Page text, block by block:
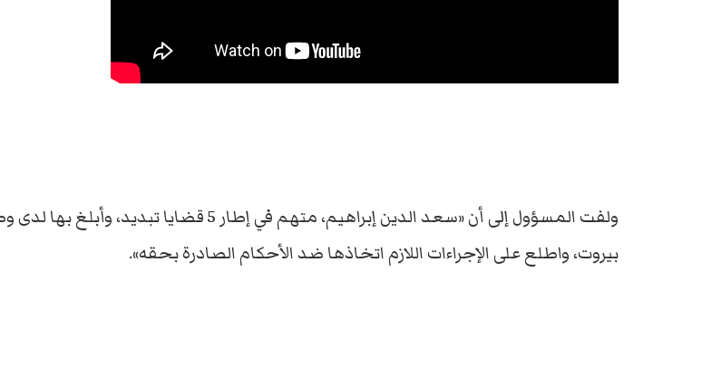
ولفت المسؤول إلى أن «سعد الدين إبراهيم، متهم في إطار 5 قضايا تبديد، وأبلغ
بيروت، واطلع على الإجراءات اللازم اتخاذها ضد الأحكام الصادرة بحقه».